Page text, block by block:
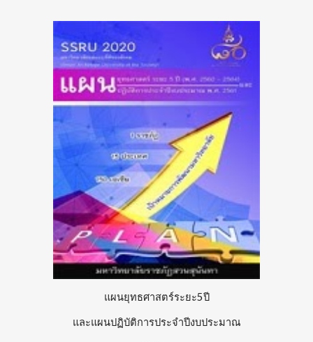
แผนยุทธศาสตร์ระยะ5ปี
และแผนปฏิบัติการประจำปีงบประมาณ